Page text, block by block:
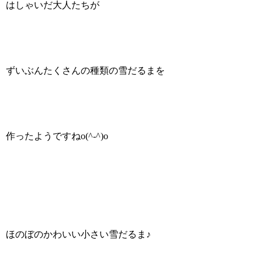
はしゃいだ大人たちが
ずいぶんたくさんの種類の雪だるまを
作ったようですねo(^-^)o
ほのぼのかわいい小さい雪だるま♪